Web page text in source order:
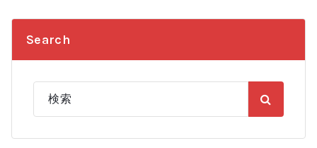
Search